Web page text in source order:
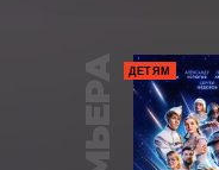
ДЕТЯМ